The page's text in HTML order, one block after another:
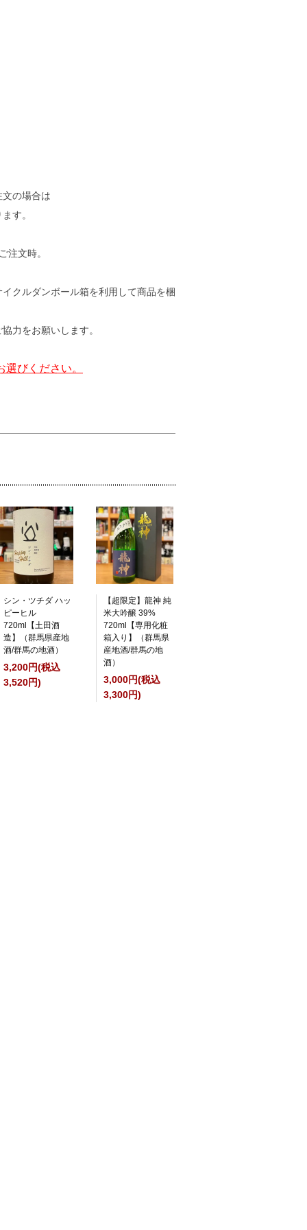
の場合は
す。
注文時。
クルダンボール箱を利用して商品を梱
力をお願いします。
びください。
シン・ツチダ ハッ
ピーヒル
720ml【土田酒
造】（群馬県産地
酒/群馬の地酒）
3,200円(税込
3,520円)
【超限定】龍神 純
米大吟醸 39%
720ml【専用化粧
箱入り】（群馬県
産地酒/群馬の地
酒）
3,000円(税込
3,300円)